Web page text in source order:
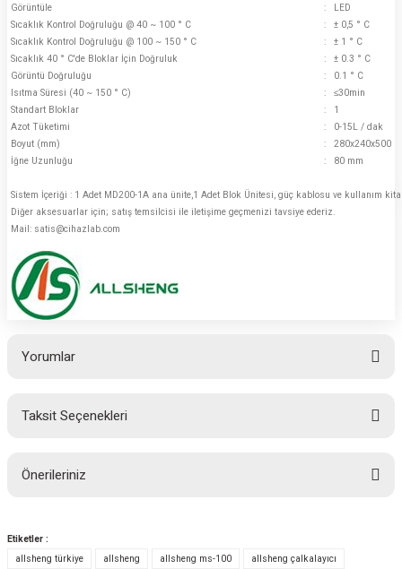
Görüntüle
:
LED
Sıcaklık Kontrol Doğruluğu @ 40 ~ 100 ° C
: ± 0,5 ° C
Sıcaklık Kontrol Doğruluğu @ 100 ~ 150 ° C
: ± 1 ° C
Sıcaklık 40 ° C'de Bloklar İçin Doğruluk
: ± 0.3 ° C
Görüntü Doğruluğu
:
0.1 ° C
Isıtma Süresi (40 ~ 150 ° C)
: ≤30min
Standart Bloklar
:
1
Azot Tüketimi
:
0-15L / dak
Boyut (mm)
: 280x240x500
İğne Uzunluğu
: 80 mm
Sistem İçeriği : 1 Adet MD200-1A ana ünite,1 Adet Blok Ünitesi, güç kablosu ve kullanım
Diğer aksesuarlar için; satış temsilcisi ile iletişime geçmenizi tavsiye ederiz.
Mail: satis@cihazlab.com
Yorumlar
Taksit Seçenekleri
Önerileriniz
yetersiz gördüğünüz noktaları öneri formunu kullanarak tarafımıza
iletebilirsiniz.
Etiketler :
allsheng türkiye
allsheng allsheng ms-100
allsheng çalkalayıcı